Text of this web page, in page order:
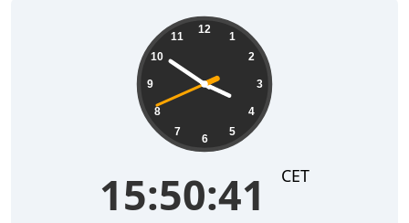
12
1
2
3
4
5
6
7
8
9
10
11
15:50:42 CET